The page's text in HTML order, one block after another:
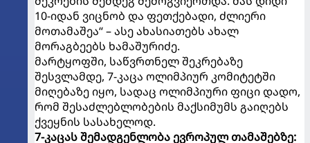
10-იდან ვიცნობ და ფეთქებადი, ძლიერი
მოთამაშეა“ – ასე ახასიათებს ახალ
მორაგბეებს ხამაშურიძე.
მარტყოფში, საწვრთნელ შეკრებაზე
შესვლამდე, 7-კაცა ოლიმპიურ კომიტეტში
მიღებაზე იყო, სადაც ოლიმპიური ფიცი დადო,
რომ შესაძლებლობების მაქსიმუმს გაიღებს
ქვეყნის სასახელოდ.
7-კაცას შემადგენლობა ევროპულ თამაშებზე: